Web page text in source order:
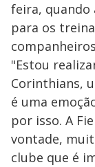
feira, quando
para os
"Estou
Corinthians,
é uma
por isso. A
vontade,
clube que é